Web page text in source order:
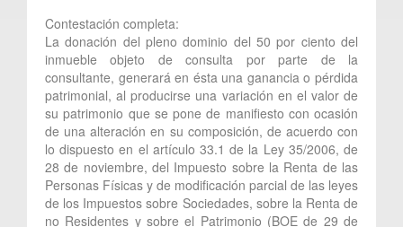
Contestación completa:
La donación del pleno dominio del 50 por ciento del
inmueble objeto de consulta por parte de la
consultante, generará en ésta una ganancia o pérdida
patrimonial, al producirse una variación en el valor de
su patrimonio que se pone de manifiesto con ocasión
de una alteración en su composición, de acuerdo con
lo dispuesto en el artículo 33.1 de la Ley 35/2006, de
28 de noviembre, del Impuesto sobre la Renta de las
Personas Físicas y de modificación parcial de las leyes
de los Impuestos sobre Sociedades, sobre la Renta de
no Residentes y sobre el Patrimonio (BOE de 29 de